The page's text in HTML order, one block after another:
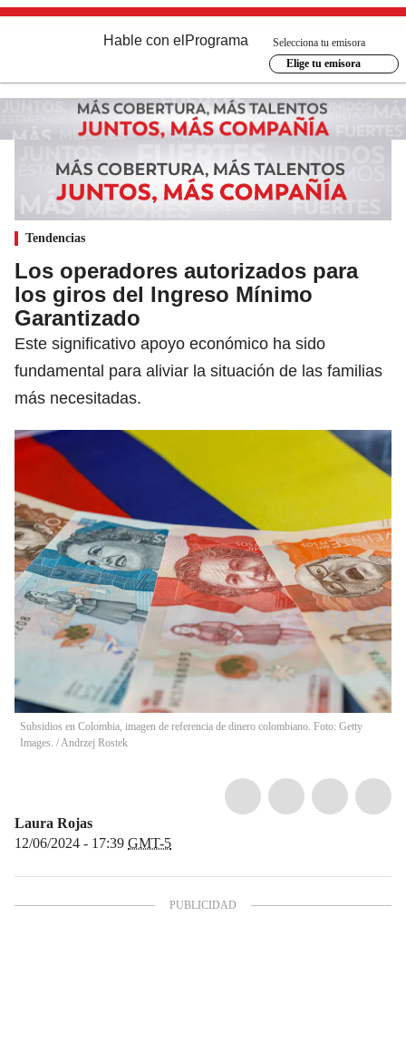
Hable con el Programa
Selecciona tu emisora
Elige tu emisora
Tendencias
Los operadores autorizados para
los giros del Ingreso Mínimo
Garantizado
Este significativo apoyo económico ha sido
fundamental para aliviar la situación de las familias
más necesitadas.
Subsidios en Colombia, imagen de referencia de dinero colombiano. Foto: Getty
Images. /Andrzej Rostek
Laura Rojas
12/06/2024 - 17:39 GMT-5